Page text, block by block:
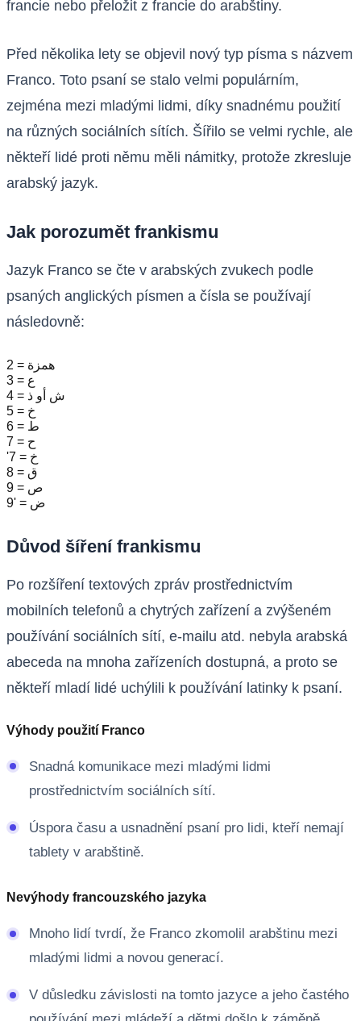
francie nebo přeložit z francie do arabštiny.
Před několika lety se objevil nový typ písma s názvem
Franco. Toto psaní se stalo velmi populárním,
zejména mezi mladými lidmi, díky snadnému použití
na různých sociálních sítích. Šířilo se velmi rychle, ale
někteří lidé proti němu měli námitky, protože zkresluje
arabský jazyk.
Jak porozumět frankismu
Jazyk Franco se čte v arabských zvukech podle
psaných anglických písmen a čísla se používají
následovně:
2 = همزة
3 = ع
4 = ش أو ذ
5 = خ
6 = ط
7 = ح
'7 = خ
8 = ق
9 = ص
9' = ض
Důvod šíření frankismu
Po rozšíření textových zpráv prostřednictvím
mobilních telefonů a chytrých zařízení a zvýšeném
používání sociálních sítí, e-mailu atd. nebyla arabská
abeceda na mnoha zařízeních dostupná, a proto se
někteří mladí lidé uchýlili k používání latinky k psaní.
Výhody použití Franco
Snadná komunikace mezi mladými lidmi
prostřednictvím sociálních sítí.
Úspora času a usnadnění psaní pro lidi, kteří nemají
tablety v arabštině.
Nevýhody francouzského jazyka
Mnoho lidí tvrdí, že Franco zkomolil arabštinu mezi
mladými lidmi a novou generací.
V důsledku závislosti na tomto jazyce a jeho častého